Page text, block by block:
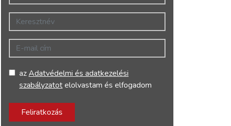
Keresztnév
E-mail cím
azAdatvédelmi és adatkezelési
szabályzatotelolvastam és elfogadom
Feliratkozás